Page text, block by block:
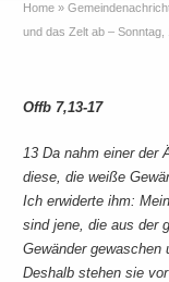
Home »
und das Zelt ab – Sonntag,
Offb 7,13-17
13 Da nahm einer der
diese, die weiße
Ich erwiderte ihm:
sind jene, die aus der
Gewänder
Deshalb stehen sie